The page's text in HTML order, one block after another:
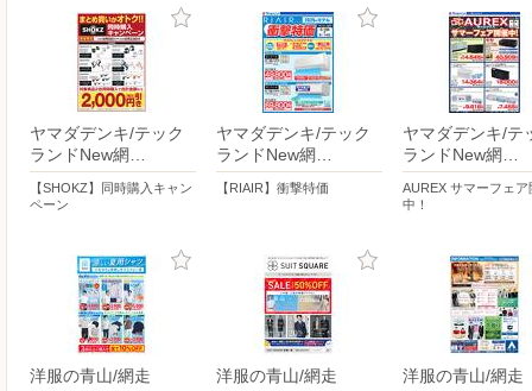
ヤマダデンキ/テック
ランドNew網…
【SHOKZ】同時購入キャン
ペーン
ヤマダデンキ/テック
ランドNew網…
【RIAIR】衝撃特価
ヤマダデンキ/テ
ランドNew網…
AUREX サマーフェア
中！
洋服の青山/網走 洋服の青山/網走 洋服の青山/網走